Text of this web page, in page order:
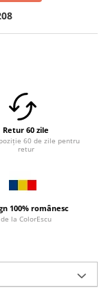
Retur 60 zile
60 de zile pentru
retur
100% românesc
de la ColorEscu